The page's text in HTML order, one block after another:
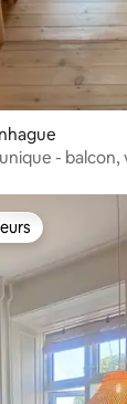
- balcon,